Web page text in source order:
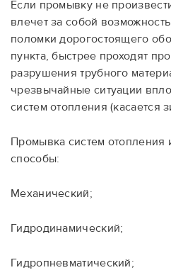
Если промывку не
влечет за собой
поломки дорогостоящего
пункта, быстрее проходят
разрушения трубного
чрезвычайные ситуации
систем отопления (касается
Промывка систем
способы:
Механический;
Гидродинамический;
Гидропневматический;